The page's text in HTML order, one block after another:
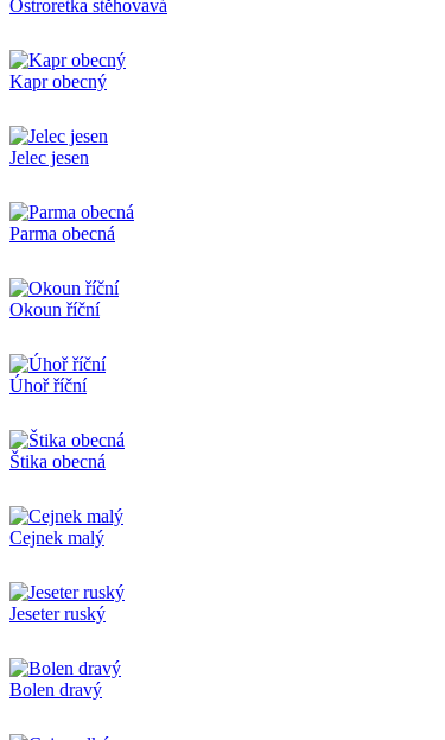
Ostroretka stěhovavá
Kapr obecný
Jelec jesen
Parma obecná
Okoun říční
Úhoř říční
Štika obecná
Cejnek malý
Jeseter ruský
Bolen dravý